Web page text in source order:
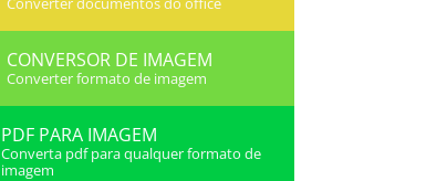
CONVERSOR DE IMAGEM
Converter formato de imagem
PDF PARA IMAGEM
Converta pdf para qualquer formato de
imagem